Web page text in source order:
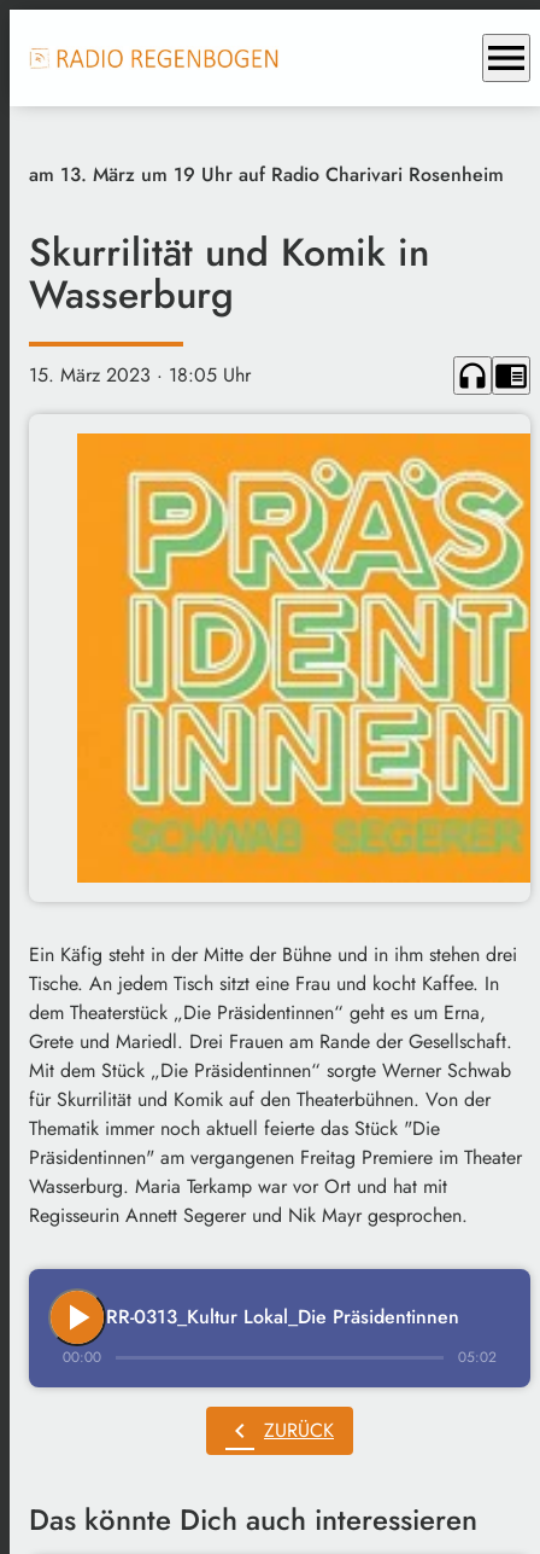
menu
am 13. März um 19 Uhr auf Radio Charivari Rosenheim
Skurrilität und Komik in
Wasserburg
15. März 2023 · 18:05 Uhr headphones chrome_reader_mode
Ein Käfig steht in der Mitte der Bühne und in ihm stehen drei
Tische. An jedem Tisch sitzt eine Frau und kocht Kaffee. In
dem Theaterstück „Die Präsidentinnen“ geht es um Erna,
Grete und Mariedl. Drei Frauen am Rande der Gesellschaft.
Mit dem Stück „Die Präsidentinnen“ sorgte Werner Schwab
für Skurrilität und Komik auf den Theaterbühnen. Von der
Thematik immer noch aktuell feierte das Stück "Die
Präsidentinnen" am vergangenen Freitag Premiere im Theater
Wasserburg. Maria Terkamp war vor Ort und hat mit
Regisseurin Annett Segerer und Nik Mayr gesprochen.
play_arrow RR-0313_Kultur Lokal_Die Präsidentinnen
00:00 05:02
chevron_left ZURÜCK
Das könnte Dich auch interessieren